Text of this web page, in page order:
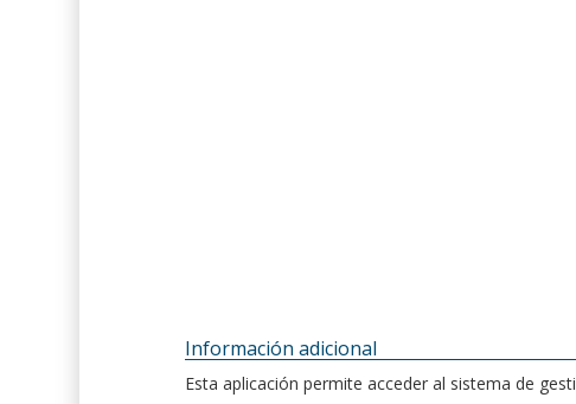
Información adicional
Esta aplicación permite acceder al sistema de